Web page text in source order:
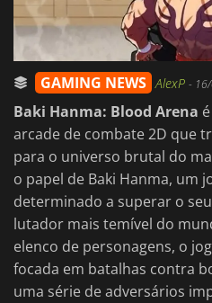
GAMING NEWS AlexP -
Baki Hanma: Blood Arena
arcade de combate 2D que
para o universo brutal do
o papel de Baki Hanma, um
determinado a superar o
lutador mais temível do
elenco de personagens, o
focada em batalhas contra
uma série de adversários